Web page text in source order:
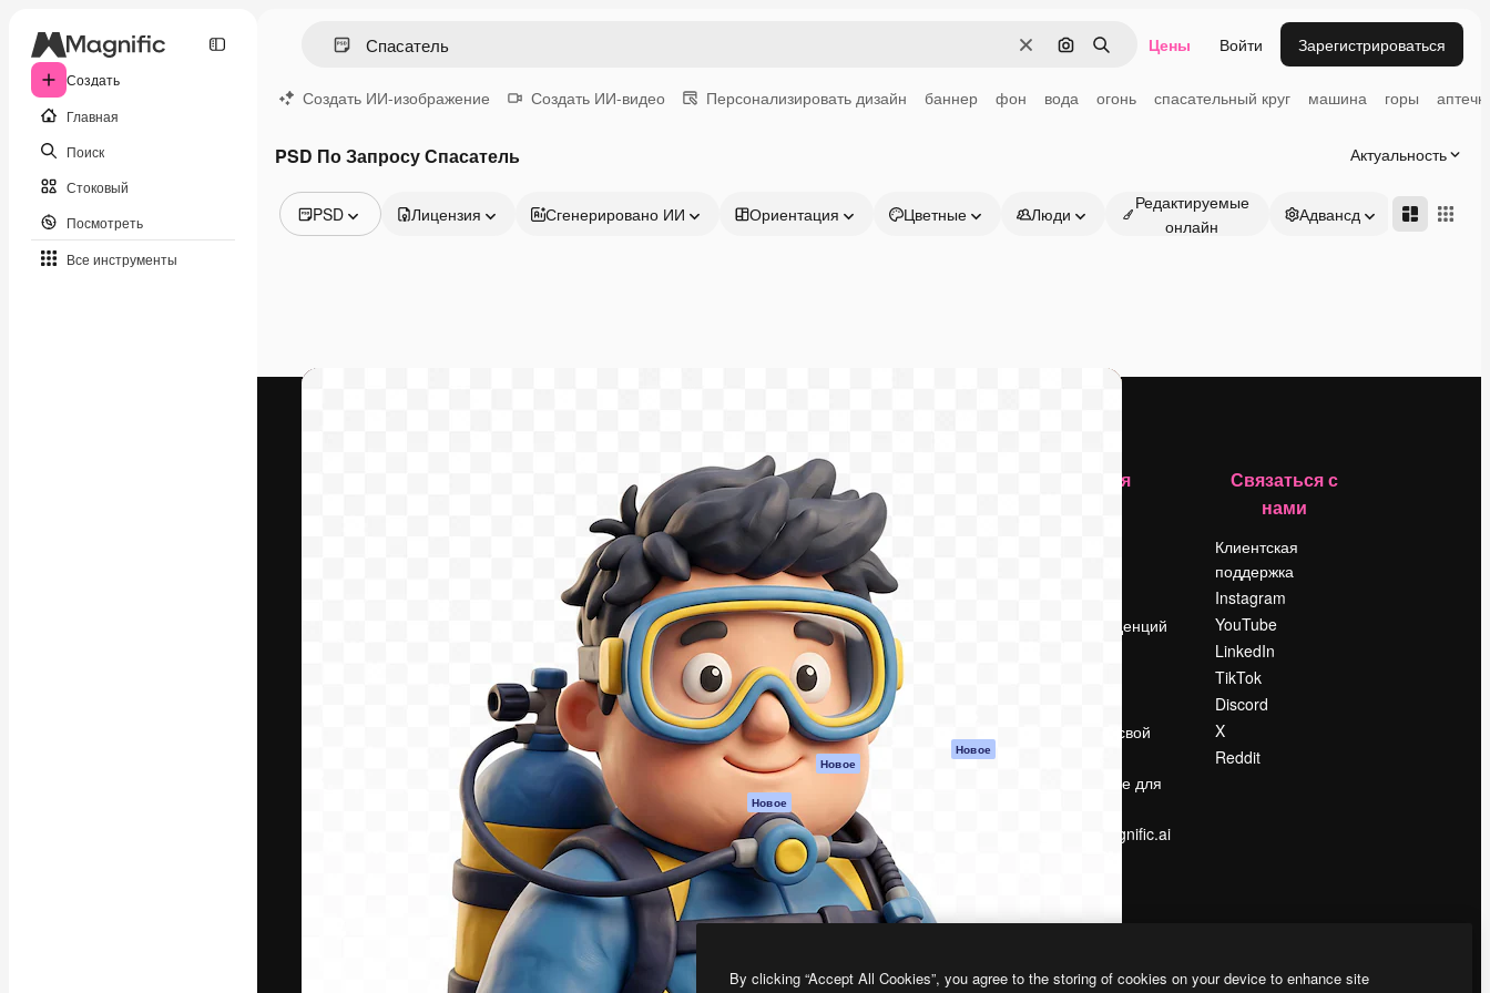
Создать
Главная
Поиск
Стоковый
Посмотреть
Все инструменты
ОчиститьПоиск по изображению
Поиск Цены Войти Зарегистрироваться
Создать ИИ-изображение Создать ИИ-видео Персонализировать дизайн баннер фон вода огонь спасательный круг машина горы
PSD По Запросу Спасатель Актуальность
PSD
Видео
Лицензия Сгенерировано ИИ Ориентация Цветные Люди
Редактируемые
онлайн
Адвансд
Креативная платформа для создания
ваших лучших работ. Более 1 миллиона
подписчиков среди креаторов,
предприятий, агентств и студий.
Продукция
Spaces
ИИ-помощник
Генератор
изображений ИИ
Генератор видео
ИИ
Генератор голоса
на основе ИИ
Стоковый контент
MCP для
Claude/ChatGPT
Новое
Агенты Новое
API
Мобильное
приложение
Все инструменты
Magnific
Academy
Документация по
Пакету ИИ
Служба
поддержки
Условия и
положения
Политика
конфиденциальности
Оригиналы
Новое
Центр доверия
Партнеры
Предприятие
Компания
Поиск тенденций
Продайте свой
Помещение для
Ищете magnific.ai
Связаться с
нами
Клиентская
поддержка
Instagram
YouTube
LinkedIn
TikTok
Discord
X
Reddit
By clicking “Accept All Cookies”, you agree to the storing of cookies on your device to enhance site